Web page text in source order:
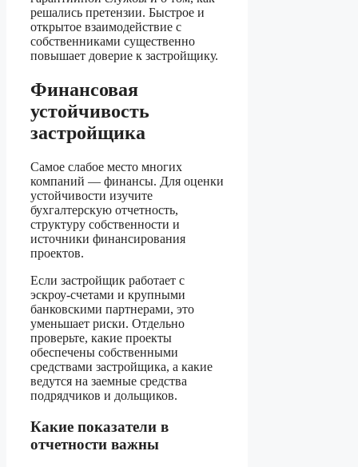
решались претензии. Быстрое и
открытое взаимодействие с
собственниками существенно
повышает доверие к застройщику.
Финансовая
устойчивость
застройщика
Самое слабое место многих
компаний — финансы. Для оценки
устойчивости изучите
бухгалтерскую отчетность,
структуру собственности и
источники финансирования
проектов.
Если застройщик работает с
эскроу-счетами и крупными
банковскими партнерами, это
уменьшает риски. Отдельно
проверьте, какие проекты
обеспечены собственными
средствами застройщика, а какие
ведутся на заемные средства
подрядчиков и дольщиков.
Какие показатели в
отчетности важны